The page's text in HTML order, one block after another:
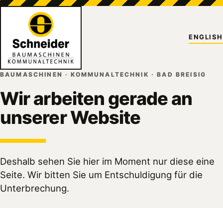
ENGLISH
BAUMASCHINEN · KOMMUNALTECHNIK · BAD BREISIG
Wir arbeiten gerade an
unserer Website
Deshalb sehen Sie hier im Moment nur diese eine
Seite. Wir bitten Sie um Entschuldigung für die
Unterbrechung.